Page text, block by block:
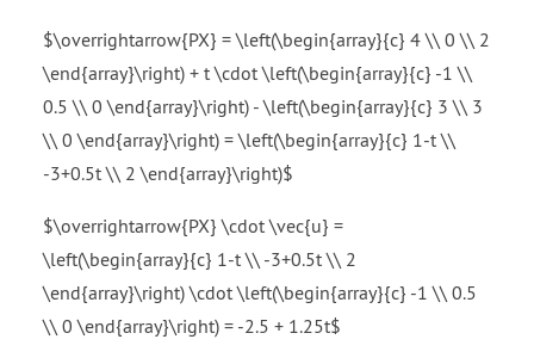
$\overrightarrow{PX} = \left(\begin{array}{c} 4 \\ 0 \\ 2
\end{array}\right) + t \cdot \left(\begin{array}{c} -1 \\
0.5 \\ 0 \end{array}\right) - \left(\begin{array}{c} 3 \\ 3
\\ 0 \end{array}\right) = \left(\begin{array}{c} 1-t \\
-3+0.5t \\ 2 \end{array}\right)$
$\overrightarrow{PX} \cdot \vec{u} =
\left(\begin{array}{c} 1-t \\ -3+0.5t \\ 2
\end{array}\right) \cdot \left(\begin{array}{c} -1 \\ 0.5
\\ 0 \end{array}\right) = -2.5 + 1.25t$